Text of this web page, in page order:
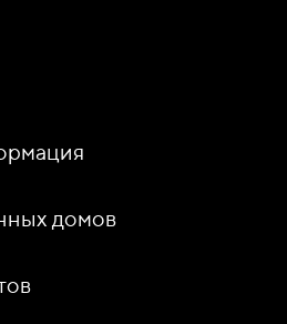
домов